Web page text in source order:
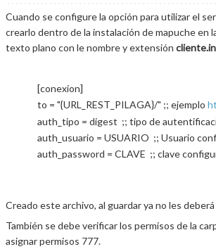
Cuando se configure la opción para utilizar el
crearlo dentro de la instalación de mapuche en
texto plano con le nombre y extensión
[conexion]
to = "{URL_REST_PILAGA}/" ;; ejemplo
auth_tipo = digest ;; tipo de
auth_usuario = USUARIO ;; Usuario
auth_password = CLAVE ;; clave
Creado este archivo, al guardar ya no les
También se debe verificar los permisos de la
asignar permisos 777.